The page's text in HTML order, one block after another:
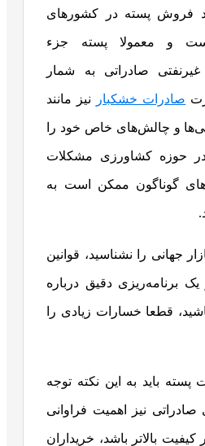
فروش پسته در کشورهای
و معمولا پسته جزء
غیرنفتی صادراتی به شمار
صادرات خشکبار نیز مانند
و چالش‌های خاص خود را
حوزه کشاورزی مشکلات
گوناگون ممکن است به
جهانی را نشناسید، قوانین
برنامه‌ریزی دقیق درباره
قطعا خسارات زیادی را
پسته باید به این نکته توجه
صادراتی نیز اهمیت فراوانی
بالاتر باشد، خریداران